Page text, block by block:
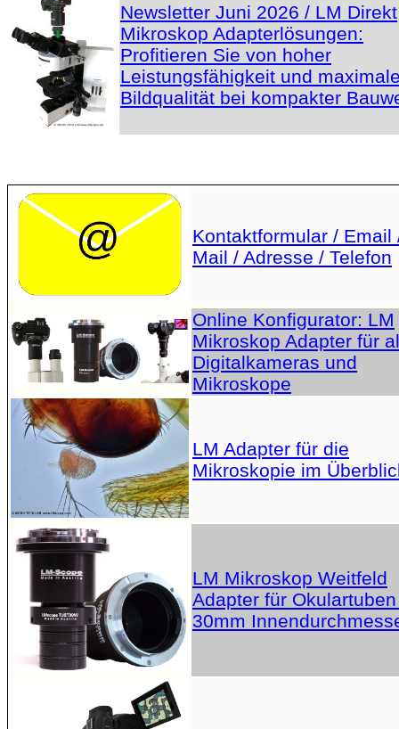
Newsletter Juni 2026 / LM Direkt
Mikroskop Adapterlösungen:
Profitieren Sie von hoher
Leistungsfähigkeit und
Bildqualität bei kompakter
Kontaktformular / Email
Mail / Adresse / Telefon
Online Konfigurator: LM
Mikroskop Adapter für
Digitalkameras und
Mikroskope
LM Adapter für die
Mikroskopie im
LM Mikroskop Weitfeld
Adapter für
30mm